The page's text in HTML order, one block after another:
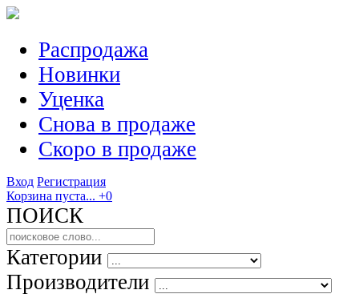
Распродажа
Новинки
Уценка
Снова в продаже
Скоро в продаже
Вход Регистрация
Корзина пуста... +0
ПОИСК
Категории
Производители